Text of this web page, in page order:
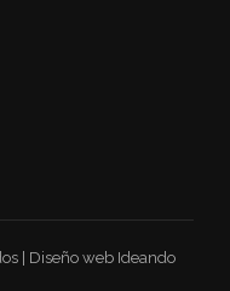
| Diseño web Ideando